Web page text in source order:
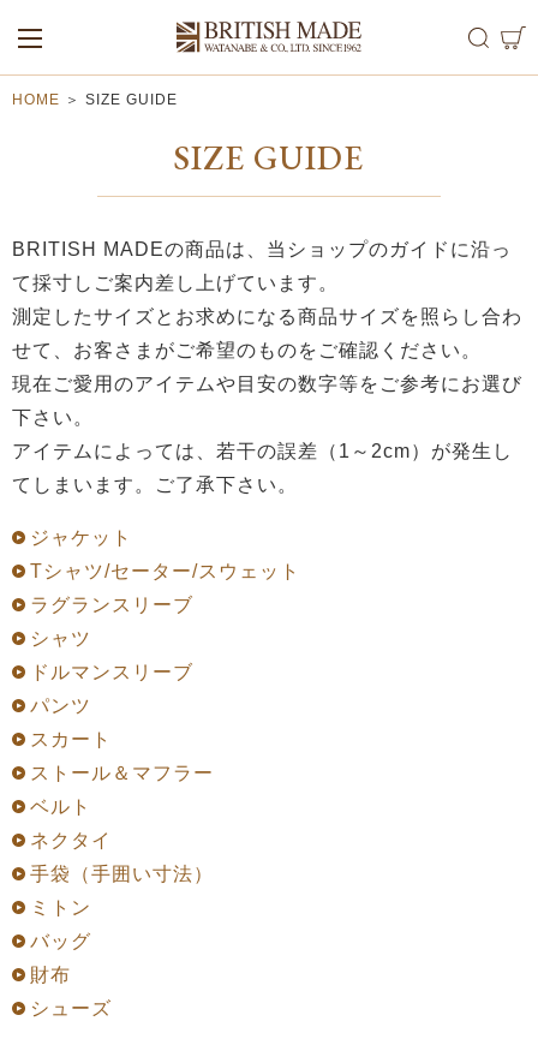
ALL MEN
WOMEN
HOME ＞ SIZE GUIDE
SIZE GUIDE
BRITISH MADEの商品は、当ショップのガイドに沿っ
て採寸しご案内差し上げています。
測定したサイズとお求めになる商品サイズを照らし合わ
せて、お客さまがご希望のものをご確認ください。
現在ご愛用のアイテムや目安の数字等をご参考にお選び
下さい。
アイテムによっては、若干の誤差（1～2cm）が発生し
てしまいます。ご了承下さい。
ジャケット
Tシャツ/セーター/スウェット
ラグランスリーブ
シャツ
ドルマンスリーブ
パンツ
スカート
ストール＆マフラー
ベルト
ネクタイ
手袋（手囲い寸法）
ミトン
バッグ
財布
シューズ